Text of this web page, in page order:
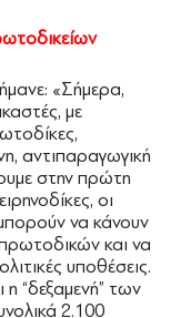
«Σήμερα,
με
αντιπαραγωγική
στην πρώτη
οι
να κάνουν
και να
υποθέσεις.
η “δεξαμενή” των
2.100